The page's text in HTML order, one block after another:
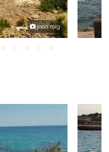
joan roig